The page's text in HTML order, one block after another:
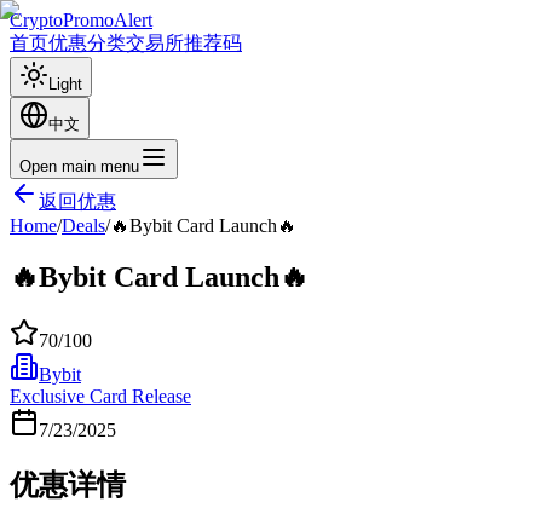
CryptoPromoAlert
首页优惠分类交易所推荐码
Light
中文
Open main menu
返回优惠
Home/Deals/🔥Bybit Card Launch🔥
🔥Bybit Card Launch🔥
70/100
Bybit
Exclusive Card Release
7/23/2025
优惠详情